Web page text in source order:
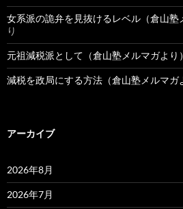
女系派の詭弁を見抜けるレベル（倉山塾
り
元祖減税派として（倉山塾メルマガより）
減税を政局にする方法（倉山塾メルマガ
アーカイブ
2026年8月
2026年7月